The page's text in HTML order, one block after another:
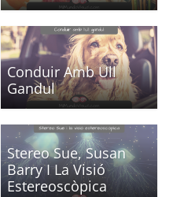
Conduir Amb Ull
Gandul
Stereo Sue, Susan
Barry I La Visió
Estereoscòpica